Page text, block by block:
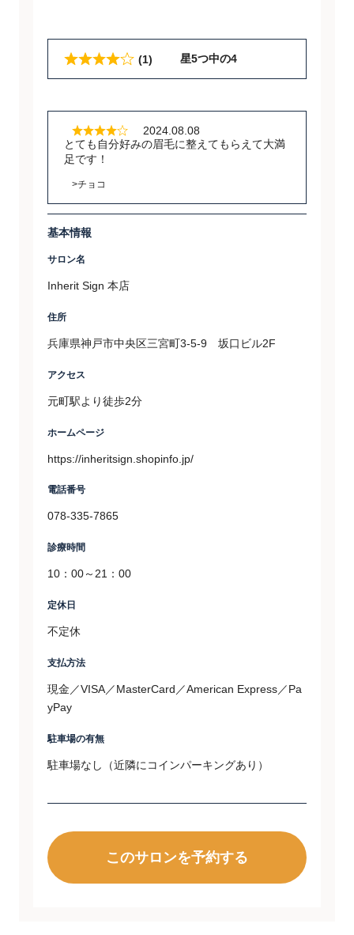
(1) 星5つ中の4
2024.08.08
とても自分好みの眉毛に整えてもらえて大満
足です！
>チョコ
基本情報
サロン名
Inherit Sign 本店
住所
兵庫県神戸市中央区三宮町3-5-9 坂口ビル2F
アクセス
元町駅より徒歩2分
ホームページ
https://inheritsign.shopinfo.jp/
電話番号
078-335-7865
診療時間
10：00～21：00
定休日
不定休
支払方法
現金／VISA／MasterCard／American Express／Pa
yPay
駐車場の有無
駐車場なし（近隣にコインパーキングあり）
このサロンを予約する